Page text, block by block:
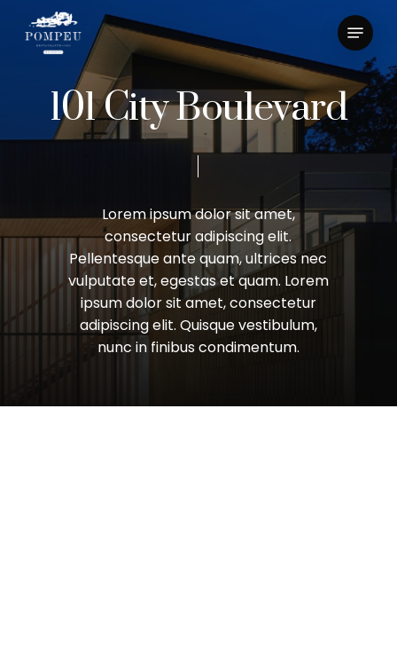
main
content
Menu
101CityBoulevard
Loremipsumdolorsitamet,
consecteturadipiscingelit.
Pellentesqueantequam,ultricesnec
vulputateet,egestasetquam. Lorem
ipsumdolorsit amet,consectetur
adipiscingelit. Quisquevestibulum,
nunc in finibuscondimentum.
Close
Menu